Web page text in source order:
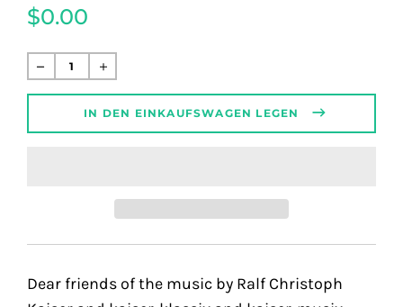
$0.00
Normaler
Preis
IN DEN EINKAUFSWAGEN LEGEN
Dear friends of the music by Ralf Christoph